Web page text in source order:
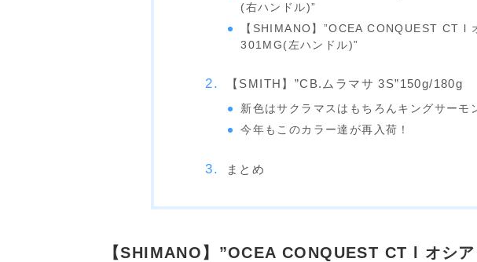
(右ハンドル)”
【SHIMANO】”OCEA CONQUEST CT l
301MG(左ハンドル)”
【SMITH】”CB.ムラマサ 3S”150g/180g
新色はサクラマスはもちろんキングサーモ
今年もこのカラー達が再入荷！
まとめ
【SHIMANO】”OCEA CONQUEST CT l オシ